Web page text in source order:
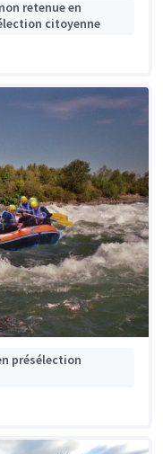
retenue en
citoyenne
présélection